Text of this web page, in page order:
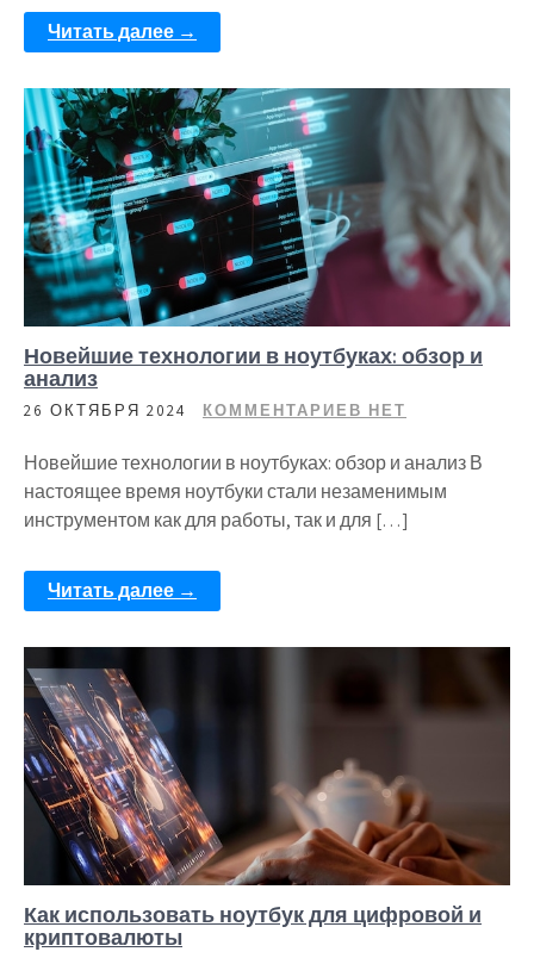
Читать далее →
Новейшие технологии в ноутбуках: обзор и
анализ
26 ОКТЯБРЯ 2024 КОММЕНТАРИЕВ НЕТ
Новейшие технологии в ноутбуках: обзор и анализ В
настоящее время ноутбуки стали незаменимым
инструментом как для работы, так и для […]
Читать далее →
Как использовать ноутбук для цифровой и
криптовалюты